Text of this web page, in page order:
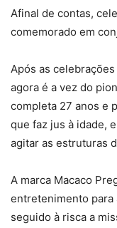
Afinal de contas,
comemorado em
Após as
agora é a vez do
completa 27 anos e
que faz jus à idade,
agitar as estruturas
A marca Macaco
entretenimento para
seguido à risca a